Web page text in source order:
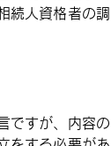
続人資格者の調
ですが、内容の